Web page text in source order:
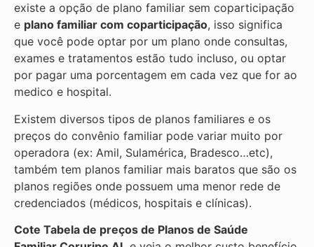
existe a opção de plano familiar sem coparticipação
e plano familiar com coparticipação, isso significa
que você pode optar por um plano onde consultas,
exames e tratamentos estão tudo incluso, ou optar
por pagar uma porcentagem em cada vez que for ao
medico e hospital.
Existem diversos tipos de planos familiares e os
preços do convênio familiar pode variar muito por
operadora (ex: Amil, Sulamérica, Bradesco…etc),
também tem planos familiar mais baratos que são os
planos regiões onde possuem uma menor rede de
credenciados (médicos, hospitais e clínicas).
Cote Tabela de preços de Planos de Saúde